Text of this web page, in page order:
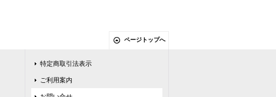
ページトップへ
特定商取引法表示
ご利用案内